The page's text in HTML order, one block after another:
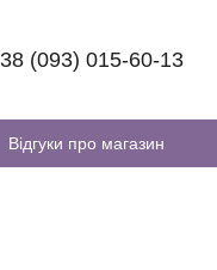
38 (093) 015-60-13
Відгуки про магазин